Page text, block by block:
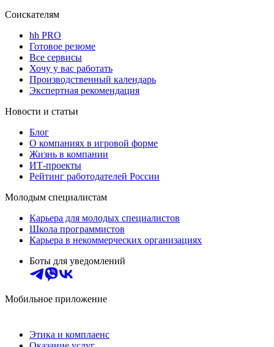
Соискателям
hh PRO
Готовое резюме
Все сервисы
Хочу у вас работать
Производственный календарь
Экспертная рекомендация
Новости и статьи
Блог
О компаниях в игровой форме
Жизнь в компании
ИТ-проекты
Рейтинг работодателей России
Молодым специалистам
Карьера для молодых специалистов
Школа программистов
Карьера в некоммерческих организациях
Боты для уведомлений
Мобильное приложение
Этика и комплаенс